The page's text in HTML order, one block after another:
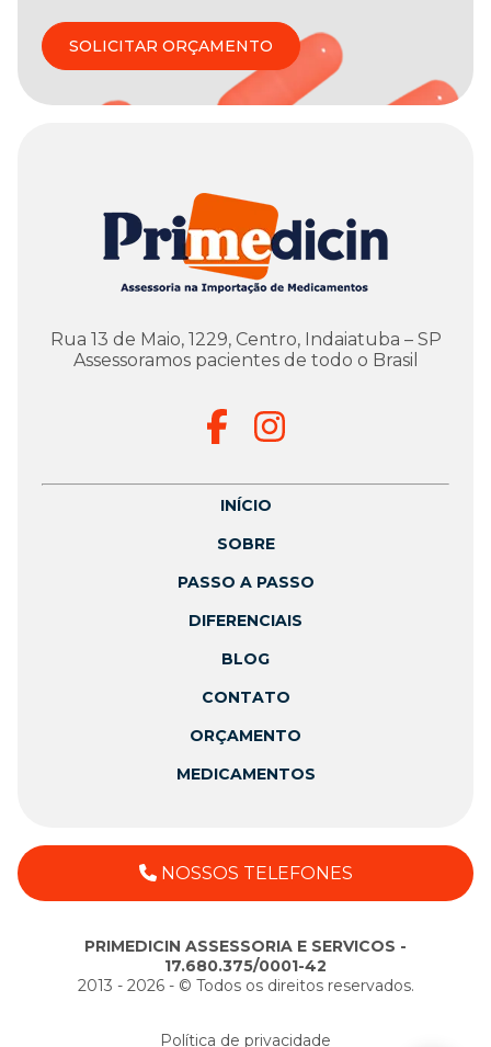
SOLICITAR ORÇAMENTO
Rua 13 de Maio, 1229, Centro, Indaiatuba – SP
Assessoramos pacientes de todo o Brasil
INÍCIO
SOBRE
PASSO A PASSO
DIFERENCIAIS
BLOG
CONTATO
ORÇAMENTO
MEDICAMENTOS
NOSSOS TELEFONES
PRIMEDICIN ASSESSORIA E SERVICOS -
17.680.375/0001-42
2013 - 2026 - ©️ Todos os direitos reservados.
Política de privacidade